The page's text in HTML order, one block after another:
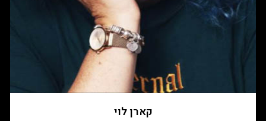
קארן לוי